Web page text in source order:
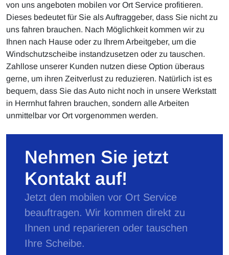
von uns angeboten mobilen vor Ort Service profitieren.
Dieses bedeutet für Sie als Auftraggeber, dass Sie nicht zu
uns fahren brauchen. Nach Möglichkeit kommen wir zu
Ihnen nach Hause oder zu Ihrem Arbeitgeber, um die
Windschutzscheibe instandzusetzen oder zu tauschen.
Zahllose unserer Kunden nutzen diese Option überaus
gerne, um ihren Zeitverlust zu reduzieren. Natürlich ist es
bequem, dass Sie das Auto nicht noch in unsere Werkstatt
in Herrnhut fahren brauchen, sondern alle Arbeiten
unmittelbar vor Ort vorgenommen werden.
Nehmen Sie jetzt
Kontakt auf!
Jetzt den mobilen vor Ort Service
beauftragen. Wir kommen direkt zu
Ihnen und reparieren oder tauschen
Ihre Scheibe.